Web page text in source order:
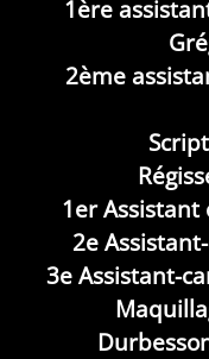
1ère
2ème
1er Assistant
2e
3e Assistant-